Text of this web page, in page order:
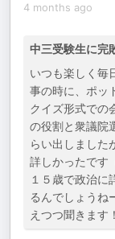
4 months ago
中三受験生に完
いつも楽しく毎
事の時に、ポッ
クイズ形式での
の役割と衆議院
らい出しました
詳しかったです
１５歳で政治に
るんでしょうね
えつつ聞きます！